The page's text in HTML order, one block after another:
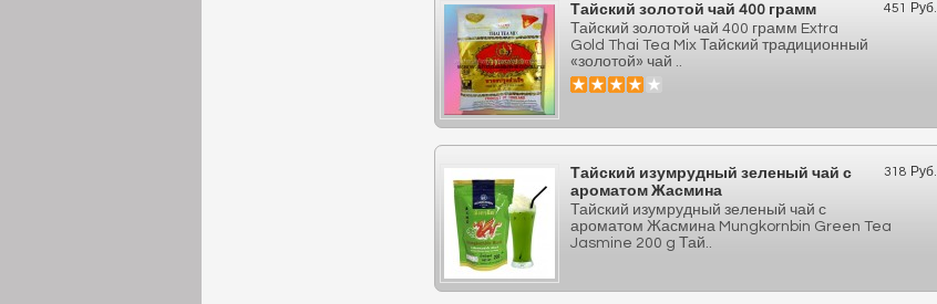
451 Руб.
Тайский золотой чай 400 грамм
Тайский золотой чай 400 грамм Extra
Gold Thai Tea Mix Тайский традиционный
«золотой» чай ..
318 Руб.
Тайский изумрудный зеленый чай с
ароматом Жасмина
Тайский изумрудный зеленый чай с
ароматом Жасмина Mungkornbin Green Tea
Jasmine 200 g Тай..